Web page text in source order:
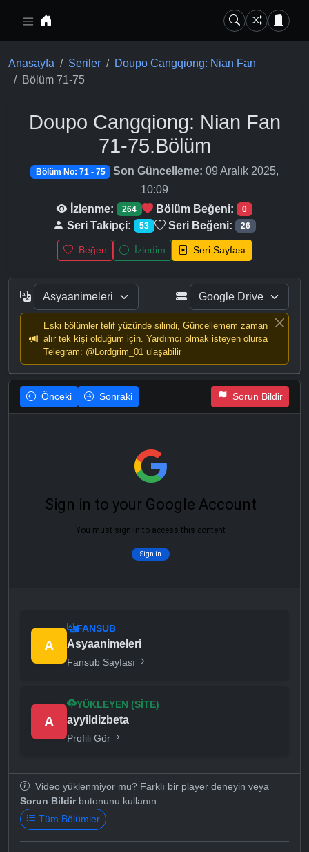
Anasayfa Seriler
Doupo Cangqiong: Nian Fan
Bölüm 71-75
Doupo Cangqiong: Nian Fan
71-75.Bölüm
Bölüm No: 71 - 75 Son Güncelleme: 09 Aralık 2025,
10:09
İzlenme:
264 Bölüm Beğeni: 0
Seri Takipçi: 53 Seri Beğeni: 26
Beğen İzledim Seri Sayfası
Eski bölümler telif yüzünde silindi, Güncellemem zaman
alır tek kişi olduğum için. Yardımcı olmak isteyen olursa
Telegram: @Lordgrim_01 ulaşabilir
Önceki Sonraki Sorun Bildir
A
FANSUB
Asyaanimeleri
Fansub Sayfası
A
YÜKLEYEN (SITE)
ayyildizbeta
Profili Gör
Video yüklenmiyor mu? Farklı bir player deneyin veya
Sorun Bildirbutonunu kullanın.
Tüm Bölümler